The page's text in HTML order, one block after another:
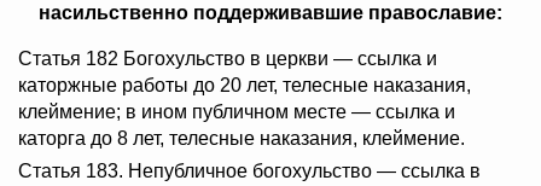
насильственно поддерживавшие православие:
Статья 182 Богохульство в церкви — ссылка и
каторжные работы до 20 лет, телесные наказания,
клеймение; в ином публичном месте — ссылка и
каторга до 8 лет, телесные наказания, клеймение.
Статья 183. Непубличное богохульство — ссылка в